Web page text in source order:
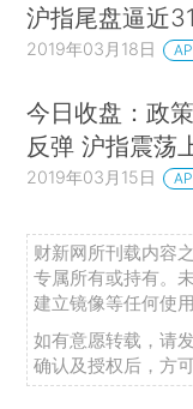
沪指尾盘逼近
2019年03月18日
今日收盘：政
反弹 沪指震荡
2019年03月15日
财新网所刊载内容
专属所有或持有。
建立镜像等任何使用
如有意愿转载，请
确认及授权后，方可